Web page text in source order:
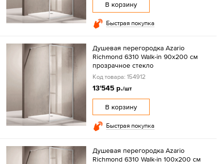
В корзину
Быстрая покупка
Душевая перегородка Azario
Richmond 6310 Walk-in 90х200 см
прозрачное стекло
Код товара: 154912
13'545 р./шт
В корзину
Быстрая покупка
Душевая перегородка Azario
Richmond 6310 Walk-in 100х200 см